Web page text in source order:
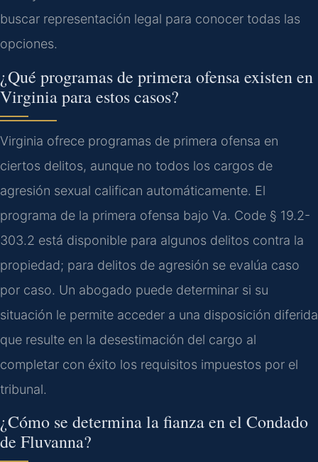
buscar representación legal para conocer todas las
opciones.
¿Qué programas de primera ofensa existen en
Virginia para estos casos?
Virginia ofrece programas de primera ofensa en
ciertos delitos, aunque no todos los cargos de
agresión sexual califican automáticamente. El
programa de la primera ofensa bajo Va. Code § 19.2-
303.2 está disponible para algunos delitos contra la
propiedad; para delitos de agresión se evalúa caso
por caso. Un abogado puede determinar si su
situación le permite acceder a una disposición diferida
que resulte en la desestimación del cargo al
completar con éxito los requisitos impuestos por el
tribunal.
¿Cómo se determina la fianza en el Condado
de Fluvanna?